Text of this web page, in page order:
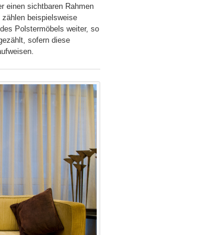
einen sichtbaren Rahmen
beispielsweise
Polstermöbels weiter, so
sofern diese